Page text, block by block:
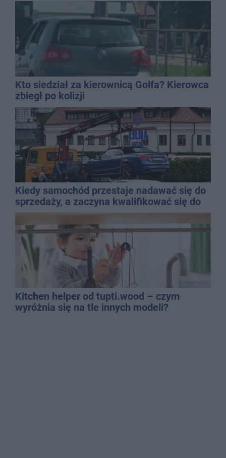
Kto siedział za kierownicą Golfa? Kierowca
zbiegł po kolizji
Kiedy samochód przestaje nadawać się do
sprzedaży, a zaczyna kwalifikować się do
kasacji?
Kitchen helper od tupti.wood – czym
wyróżnia się na tle innych modeli?